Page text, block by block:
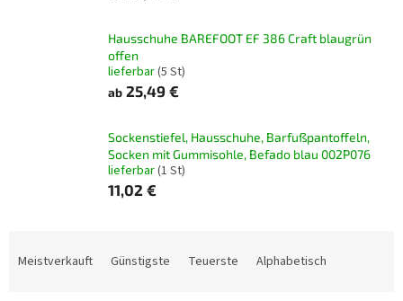
Hausschuhe BAREFOOT EF 386 Craft blaugrün
offen
lieferbar(5 St)
ab 25,49 €
Sockenstiefel, Hausschuhe, Barfußpantoffeln,
Socken mit Gummisohle, Befado blau 002P076
lieferbar(1 St)
11,02 €
Meistverkauft Günstigste Teuerste Alphabetisch